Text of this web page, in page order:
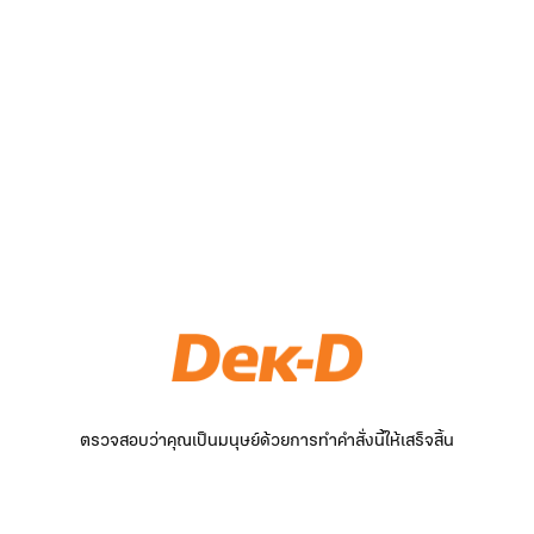
ตรวจสอบว่าคุณเป็นมนุษย์ด้วยการทำคำสั่งนี้ให้เสร็จสิ้น